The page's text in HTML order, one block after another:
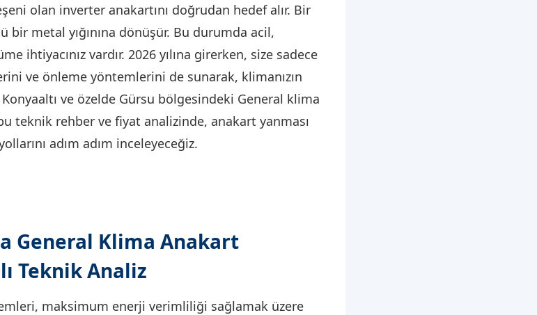
olan inverter anakartını doğrudan hedef alır. Bir
bir metal yığınına dönüşür. Bu durumda acil,
ihtiyacınız vardır. 2026 yılına girerken, size sadece
ve önleme yöntemlerini de sunarak, klimanızın
ve özelde Gürsu bölgesindeki General klima
bu teknik rehber ve fiyat analizinde, anakart yanması
adım adım inceleyeceğiz.
General Klima Anakart
Teknik Analiz
maksimum enerji verimliliği sağlamak üzere